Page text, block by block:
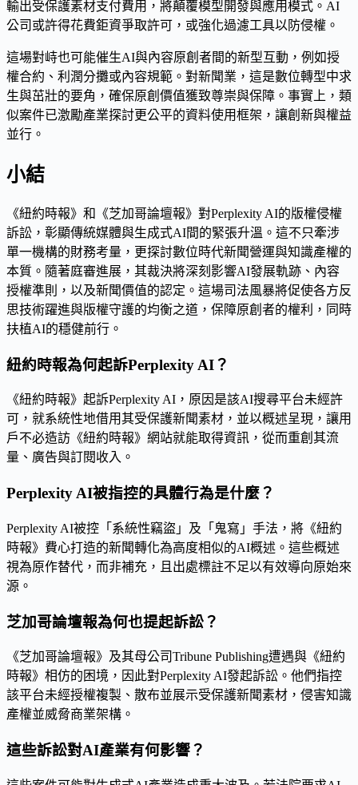
輸出受保護素材支付費用，將顛覆模型開發與應用模式。AI
公司或許得花費鉅資爭取許可，或強化過濾工具以防侵權。
這場對峙也可能催生AI與內容原創者間的新型互動，例如授
權合約、利潤分攤或內容規範。對新聞業，這是數位轉型中求
生與茁壯的要角，確保原創價值獲致尊崇與保障。事實上，類
似案件已激勵產業探討更公平的資料使用框架，讓創新與權益
並行。
小結
《紐約時報》和《芝加哥論壇報》對Perplexity AI的版權侵權
訴訟，彰顯傳統媒體與生成式AI間的緊張升溫。這不只牽涉
單一機構的財務考量，更探討數位時代新聞營運與知識產權的
本質。隨著庭審進展，其裁決將深刻影響AI發展軌跡、內容
授權準則，以及新聞價值的認定。這場司法風暴將促使各方反
思技術躍進與版權守護的均衡之道，保障原創者的權利，同時
扶植AI的穩健前行。
紐約時報為何起訴Perplexity AI？
《紐約時報》起訴Perplexity AI，原因是該AI搜尋平台未經許
可，就系統性地借用其受保護新聞素材，並以概述呈現，讓用
戶不必造訪《紐約時報》網站就能取得資訊，從而重創其流
量、廣告與訂閱收入。
Perplexity AI被指控的具體行為是什麼？
Perplexity AI被控「系統性竊盜」及「鬼寫」手法，將《紐約
時報》費心打造的新聞轉化為高度相似的AI概述。這些概述
視為原作替代，而非補充，且出處標註不足以有效導向原始來
源。
芝加哥論壇報為何也提起訴訟？
《芝加哥論壇報》及其母公司Tribune Publishing遭遇與《紐約
時報》相仿的困境，因此對Perplexity AI發起訴訟。他們指控
該平台未經授權複製、散布並展示受保護新聞素材，侵害知識
產權並威脅商業架構。
這些訴訟對AI產業有何影響？